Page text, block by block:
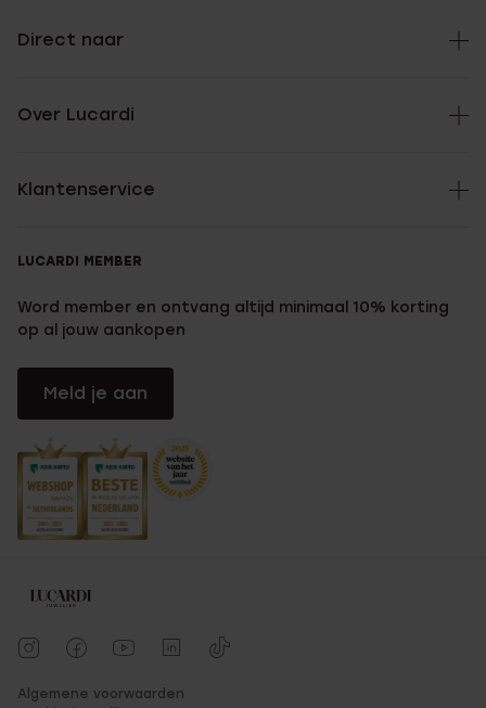
Direct naar
Over Lucardi
Klantenservice
LUCARDI MEMBER
Word member en ontvang altijd minimaal 10% korting
op al jouw aankopen
Meld je aan
Algemene voorwaarden